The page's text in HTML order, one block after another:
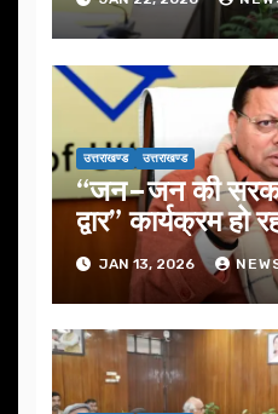
उत्तराखण्ड उत्तराखण्ड
“जन–जन की
द्वार” कार्यक्रम हो
JAN 13, 2026